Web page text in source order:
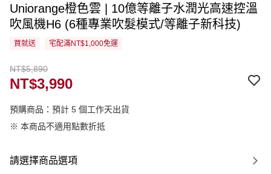
Uniorange橙色雲 | 10億等離子水潤光高速控溫
吹風機H6 (6種專業吹髮模式/等離子新科技)
買就送 宅配滿NT$1,000免運
NT$5,890
NT$3,990
預購商品：預計 5 個工作天出貨
※ 本商品不適用點數折抵
請選擇商品選項